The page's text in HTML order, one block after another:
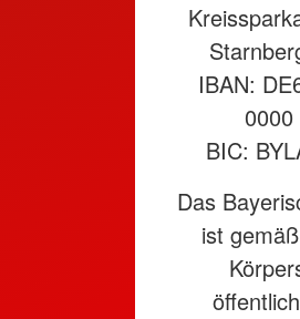
IBAN:
BIC:
Das
ist